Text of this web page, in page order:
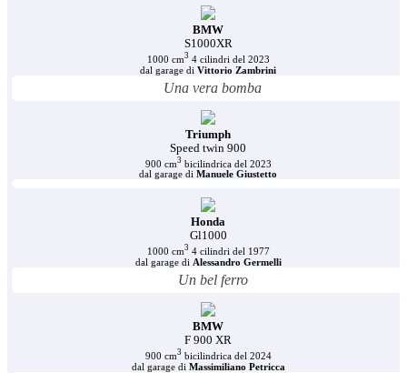
BMW
S1000XR
1000 cm3 4 cilindri del 2023
dal garage di Vittorio Zambrini
Una vera bomba
Triumph
Speed twin 900
900 cm3 bicilindrica del 2023
dal garage di Manuele Giustetto
Honda
Gl1000
1000 cm3 4 cilindri del 1977
dal garage di Alessandro Germelli
Un bel ferro
BMW
F 900 XR
900 cm3 bicilindrica del 2024
dal garage di Massimiliano Petricca